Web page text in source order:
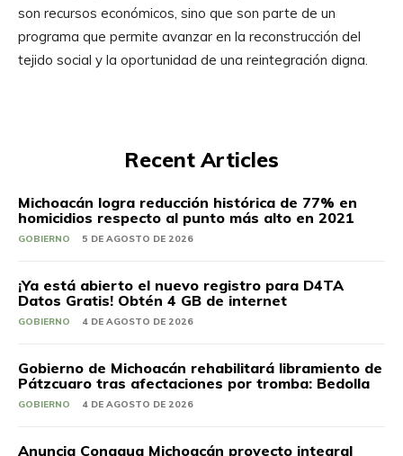
son recursos económicos, sino que son parte de un
programa que permite avanzar en la reconstrucción del
tejido social y la oportunidad de una reintegración digna.
Recent Articles
Michoacán logra reducción histórica de 77% en
homicidios respecto al punto más alto en 2021
GOBIERNO 5 DE AGOSTO DE 2026
¡Ya está abierto el nuevo registro para D4TA
Datos Gratis! Obtén 4 GB de internet
GOBIERNO 4 DE AGOSTO DE 2026
Gobierno de Michoacán rehabilitará libramiento de
Pátzcuaro tras afectaciones por tromba: Bedolla
GOBIERNO 4 DE AGOSTO DE 2026
Anuncia Conagua Michoacán proyecto integral